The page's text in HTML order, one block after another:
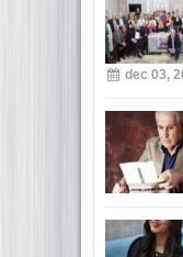
dec 03,